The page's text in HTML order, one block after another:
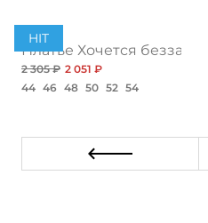
HIT
Платье Хочется
2 305 ₽ 2 051 ₽
44 46 48 50 52 54